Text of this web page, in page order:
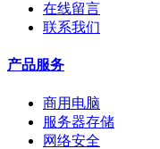
在线留言
联系我们
产品服务
商用电脑
服务器存储
网络安全